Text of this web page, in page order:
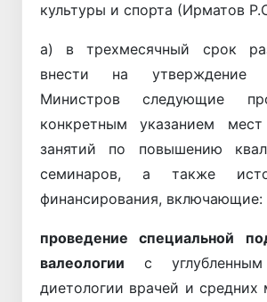
культуры и спорта (Ирматов
а) в трехмесячный срок
внести на утверждение
Министров следующие
конкретным указанием мест
занятий по повышению
семинаров, а также
финансирования, включающие:
проведение специальной
валеологии с углубленным
диетологии врачей и средних